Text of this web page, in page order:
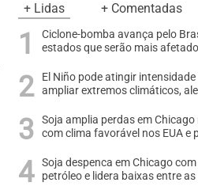
+ Lidas + Comentadas
Ciclone-bomba avança pelo
estados que serão mais
El Niño pode atingir
ampliar extremos climáticos,
Soja amplia perdas em Chicago
com clima favorável nos EUA e
Soja despenca em Chicago
petróleo e lidera baixas entre